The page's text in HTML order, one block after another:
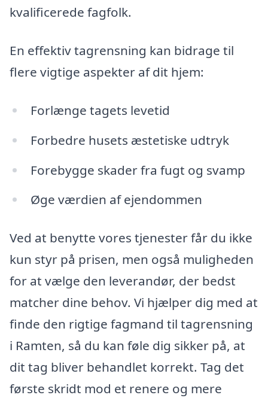
kvalificerede fagfolk.
En effektiv tagrensning kan bidrage til
flere vigtige aspekter af dit hjem:
Forlænge tagets levetid
Forbedre husets æstetiske udtryk
Forebygge skader fra fugt og svamp
Øge værdien af ejendommen
Ved at benytte vores tjenester får du ikke
kun styr på prisen, men også muligheden
for at vælge den leverandør, der bedst
matcher dine behov. Vi hjælper dig med at
finde den rigtige fagmand til tagrensning
i Ramten, så du kan føle dig sikker på, at
dit tag bliver behandlet korrekt. Tag det
første skridt mod et renere og mere